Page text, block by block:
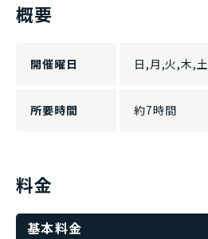
概要
開催曜日 日,月,火,木,土
所要時間 約7時間
料金
基本料金